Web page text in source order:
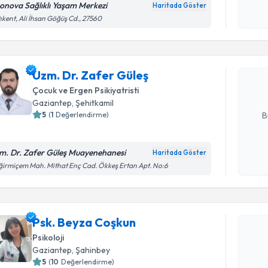
Sağlıklı Yaşam Merkezi Haritada Göster
Ali İhsan Göğüş Cd., 27560
Uzm. Dr. Zafer Güleş
Çocuk ve Ergen Psikiyatristi
Gaziantep , Şehitkamil
5 (1 Değerlendirme)
Dr. Zafer Güleş Muayenehanesi Haritada Göster
Mah. Mithat Enç Cad. Ökkeş Ertan Apt. No:6
Psk. Beyza Coşkun
Psikoloji
Gaziantep , Şahinbey
5 (10 Değerlendirme)
Randevu
Psk.